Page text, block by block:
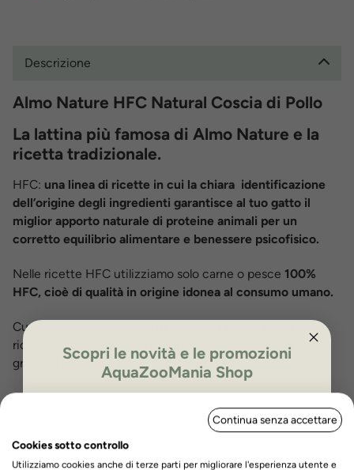
Descrizione
Almo Nature HFC Natural Coscia di Pollo
La lattina più famosa di Almo Nature e la
ricetta tradizionale.
HFC: una linea di ricette in cui la chiara identificazione
dell’origine degli ingredienti garantisce al tuo gatto il
miglior apporto naturale di proteine animali per un
corretto equilibrio alimentare e benessere psicofisico.
Nelle ricette HFC utilizziamo solo carne o pesce 100%
HFC, cioè di qualità in origine idonea al consumo umano.
Cucinate semplicemente in brodo o a bagno maria, le
ricette HFC sono ideali per idratare naturalmente il gatto,
grazie al loro ricco brodo di cottura.
Coscia di pollo 75%, Brodo di pollo 24%,
Scopri le novità e le promozioni
AquaZooMania Shop
ISCRIVITI PER OTTENERE IL 5%
DI SCONTOContinua senza accettare
Cookies sotto controllo
Utilizziamo cookies anche di terze parti per migliorare l'esperienza utente e